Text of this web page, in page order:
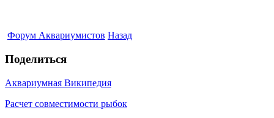
Форум Аквариумистов Назад
Поделиться
Аквариумная Википедия
Расчет совместимости рыбок